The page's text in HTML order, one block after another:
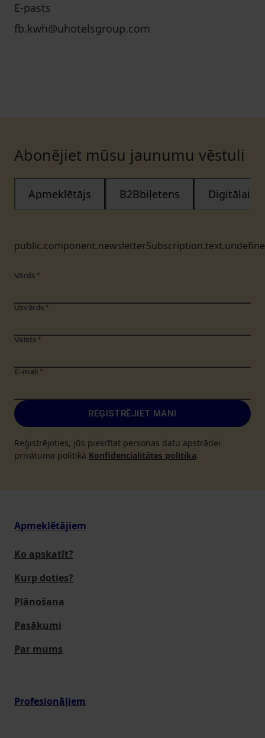
E-pasts
fb.kwh@uhotelsgroup.com
Abonējiet mūsu jaunumu vēstuli
Apmeklētājs B2Bbiļetens Digitālais
Vārds *
Uzvārds *
Valsts *
E-mail *
REĢISTRĒJIET MANI
Reģistrējoties, jūs piekrītat personas datu apstrādei
privātuma politikā Konfidencialitātes politika.
Apmeklētājiem
Ko apskatīt?
Kurp doties?
Plānošana
Pasākumi
Par mums
Profesionāļiem